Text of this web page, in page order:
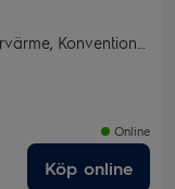
matlagning med fläkt/PlusSteam, Bakning med fukt, Snabbgrill
Online
Köp online